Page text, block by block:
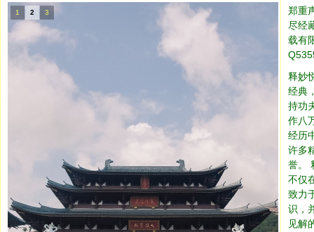
1 2 3
郑重
尽经
载有
释妙
经典
持功
作八
经历
许多
誉。
不仅
致力
识，
见解